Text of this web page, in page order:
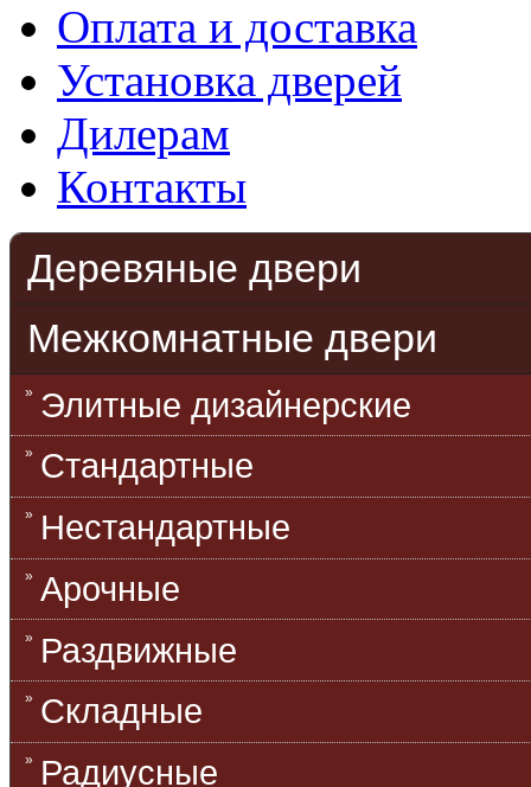
Оплата и доставка
Установка дверей
Дилерам
Контакты
Деревяные двери
Межкомнатные двери
Элитные дизайнерские
Стандартные
Нестандартные
Арочные
Раздвижные
Складные
Радиусные